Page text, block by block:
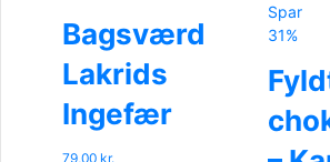
Bagsværd
Lakrids
Ingefær
79,00 kr.
Spar
31%